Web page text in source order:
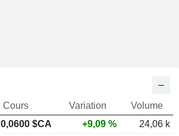
Cours Variation
Volume
0,0600 $CA +9,09 %
24,06 k